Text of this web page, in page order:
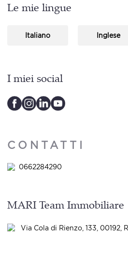
Le mie lingue
Italiano Inglese
I miei social
CONTATTI
0662284290
MARI Team Immobiliare
Via Cola di Rienzo, 133, 00192,